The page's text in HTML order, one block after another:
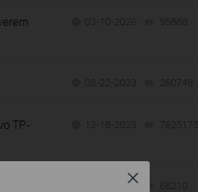
03-10-2026 95888
05-22-2023 260749
TP-
12-18-2025 7625175
12-03-2025 68210
Close